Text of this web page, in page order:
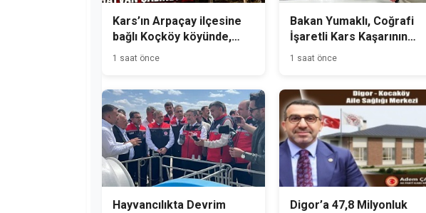
Kars’ın Arpaçay ilçesine
bağlı Koçköy köyünde,
gece hırsızlık olayı
1 saat önce
Bakan Yumaklı, Coğrafi
İşaretli Kars Kaşarının
Üretimini Yerinde İnceledi
1 saat önce
Hayvancılıkta Devrim
Digor’a 47,8 Milyonluk